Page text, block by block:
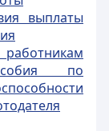
выплаты
по